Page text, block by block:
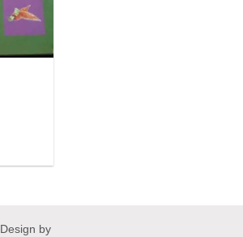
Design by